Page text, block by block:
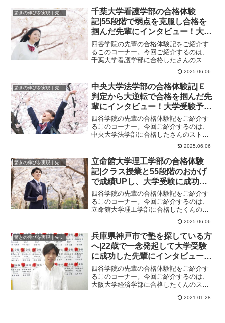
驚きの伸びを実現｜先輩列伝
千葉大学看護学部の合格体験
記|55段階で弱点を克服し合格を
掴んだ先輩にインタビュー！大学
受験予備校四谷学院
四谷学院の先輩の合格体験記をご紹介す
るこのコーナー。今回ご紹介するのは、
千葉大学看護学部に合格したさんのスト
ーリーです。さんが合格した大学千葉大
2025.06.06
中央大学法学部の合格体験記|Ｅ
判定から大逆転で合格を掴んだ先
輩にインタビュー！大学受験予備
校四谷学院
四谷学院の先輩の合格体験記をご紹介す
るこのコーナー。今回ご紹介するのは、
中央大学法学部に合格したさんのストー
リーです。さんが合格した大学中央大学
2025.06.06
驚きの伸びを実現｜先輩列伝
立命館大学理工学部の合格体験
記|クラス授業と55段階のおかげ
で成績UPし、大学受験に成功し
た先輩にインタビュー！大学受験
予備校四谷学院
四谷学院の先輩の合格体験記をご紹介す
るこのコーナー。今回ご紹介するのは、
立命館大学理工学部に合格したくんのス
トーリーです。くんが合格した大学立命
2025.06.06
驚きの伸びを実現｜先輩列伝
兵庫県神戸市で塾を探している方
へ|22歳で一念発起して大学受験
に成功した先輩にインタビュー！
大学受験予備校四谷学院
四谷学院の先輩の合格体験記をご紹介す
るこのコーナー。今回ご紹介するのは、
大阪大学経済学部に合格したくんのスト
2021.01.28